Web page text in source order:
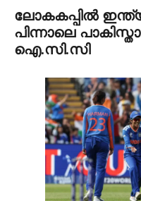
ലോകകപ്പിൽ
പിന്നാലെ
ഐ.സി.സി